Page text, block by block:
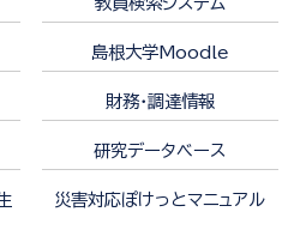
島根大学Moodle
財務・調達情報
研究データベース
災害対応ぽけっとマニュアル